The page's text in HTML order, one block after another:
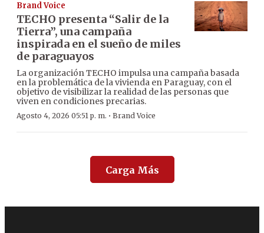
Brand Voice
TECHO presenta “Salir de la
Tierra”, una campaña
inspirada en el sueño de miles
de paraguayos
La organización TECHO impulsa una campaña basada
en la problemática de la vivienda en Paraguay, con el
objetivo de visibilizar la realidad de las personas que
viven en condiciones precarias.
Agosto 4, 2026 05:51 p. m. · Brand Voice
Carga Más